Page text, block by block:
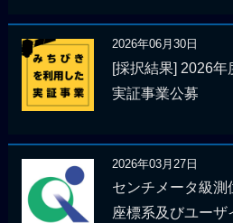
2026年06月30日
[採択結果] 2026
実証事業公募
2026年03月27日
センチメータ級
座標系及びユー